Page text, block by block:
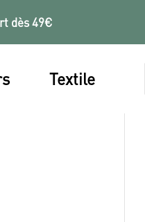
dès 49€
Textile